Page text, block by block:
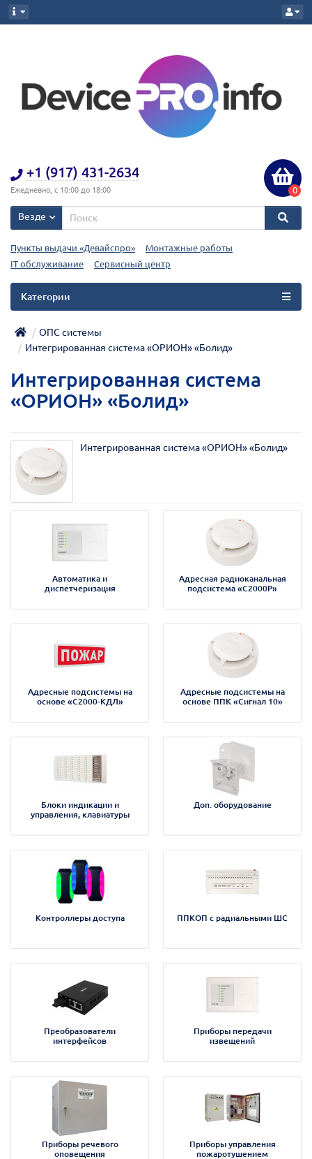
+1 (917) 431-2634
Ежедневно, с 10:00 до 18:00 0
Везде
Пункты выдачи «Девайспро»
Монтажные работы
IT обслуживание
Сервисный центр
Категории
ОПС системы
Интегрированная система «ОРИОН» «Болид»
Интегрированная система
«ОРИОН» «Болид»
Интегрированная система «ОРИОН» «Болид»
Автоматика и
диспетчеризация
Адресная радиоканальная
подсистема «С2000Р»
Адресные подсистемы на
основе «С2000-КДЛ»
Адресные подсистемы на
основе ППК «Сигнал 10»
Блоки индикации и
управления, клавиатуры
Доп. оборудование
Контроллеры доступа ППКОП с радиальными ШС
Преобразователи
интерфейсов
Приборы передачи
извещений
Приборы речевого
оповещения
Приборы управления
пожаротушением